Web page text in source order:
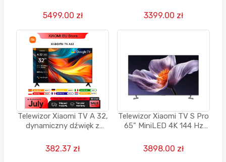
DVB-T2
5499.00 zł
Vision
3399.00 zł
Telewizor Xiaomi TV A 32,
dynamiczny dźwięk z
DTS Virtual:X
382.37 zł
Telewizor Xiaomi TV S Pro
65" MiniLED 4K 144 Hz
Vision
3898.00 zł